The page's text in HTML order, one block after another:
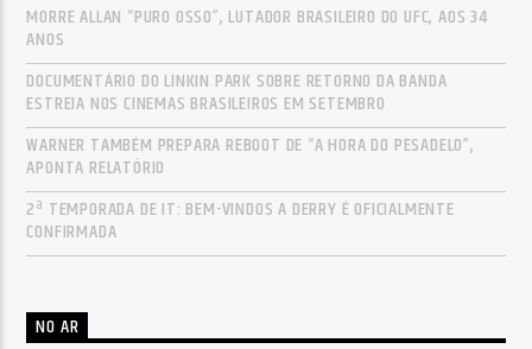
MORRE ALLAN “PURO OSSO”, LUTADOR BRASILEIRO DO UFC, AOS 34
ANOS
DOCUMENTÁRIO DO LINKIN PARK SOBRE RETORNO DA BANDA
ESTREIA NOS CINEMAS BRASILEIROS EM SETEMBRO
WARNER TAMBÉM PREPARA REBOOT DE “A HORA DO PESADELO”,
APONTA RELATÓRIO
2ª TEMPORADA DE IT: BEM-VINDOS A DERRY É OFICIALMENTE
CONFIRMADA
NO AR